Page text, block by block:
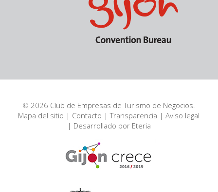
© 2026 Club de Empresas de Turismo de Negocios.
Mapa del sitio | Contacto |Transparencia |Aviso legal
| Desarrollado por Eteria